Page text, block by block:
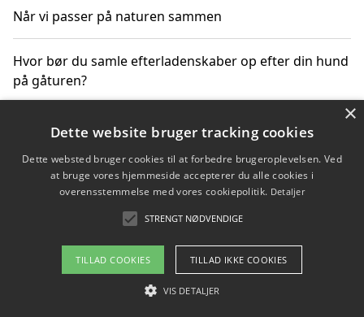
Når vi passer på naturen sammen
Hvor bør du samle efterladenskaber op efter din hund
på gåturen?
Sådan rydder du effektivt op efter et stort event
Copyright 2026 - Pilanto Aps
Om / kontakt
Blog Betingelser
×
Dette website bruger tracking cookies
Dette websted bruger cookies til at forbedre brugeroplevelsen. Ved
at bruge vores hjemmeside accepterer du alle cookies i
overensstemmelse med vores cookiepolitik. Detaljer
STRENGT NØDVENDIGE
TILLAD COOKIES TILLAD IKKE COOKIES
VIS DETALJER